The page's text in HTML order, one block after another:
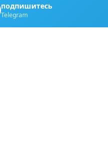
подпишитесь
Telegram